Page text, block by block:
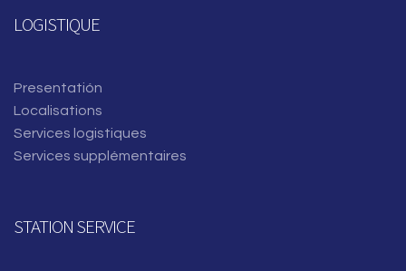
LOGISTIQUE
Presentatión
Localisations
Services logistiques
Services supplémentaires
STATION SERVICE